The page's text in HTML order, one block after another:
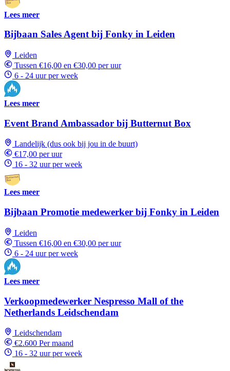
Lees meer
Bijbaan Sales Agent bij Fonky in Leiden
Leiden
Tussen €16,00 en €30,00 per uur
6 - 24 uur per week
Lees meer
Event Brand Ambassador bij Butternut Box
Landelijk (dus ook bij jou in de buurt)
€17,00 per uur
16 - 32 uur per week
Lees meer
Bijbaan Promotie medewerker bij Fonky in Leiden
Leiden
Tussen €16,00 en €30,00 per uur
6 - 24 uur per week
Lees meer
Verkoopmedewerker Nespresso Mall of the
Netherlands Leidschendam
Leidschendam
€2.600 Per maand
16 - 32 uur per week